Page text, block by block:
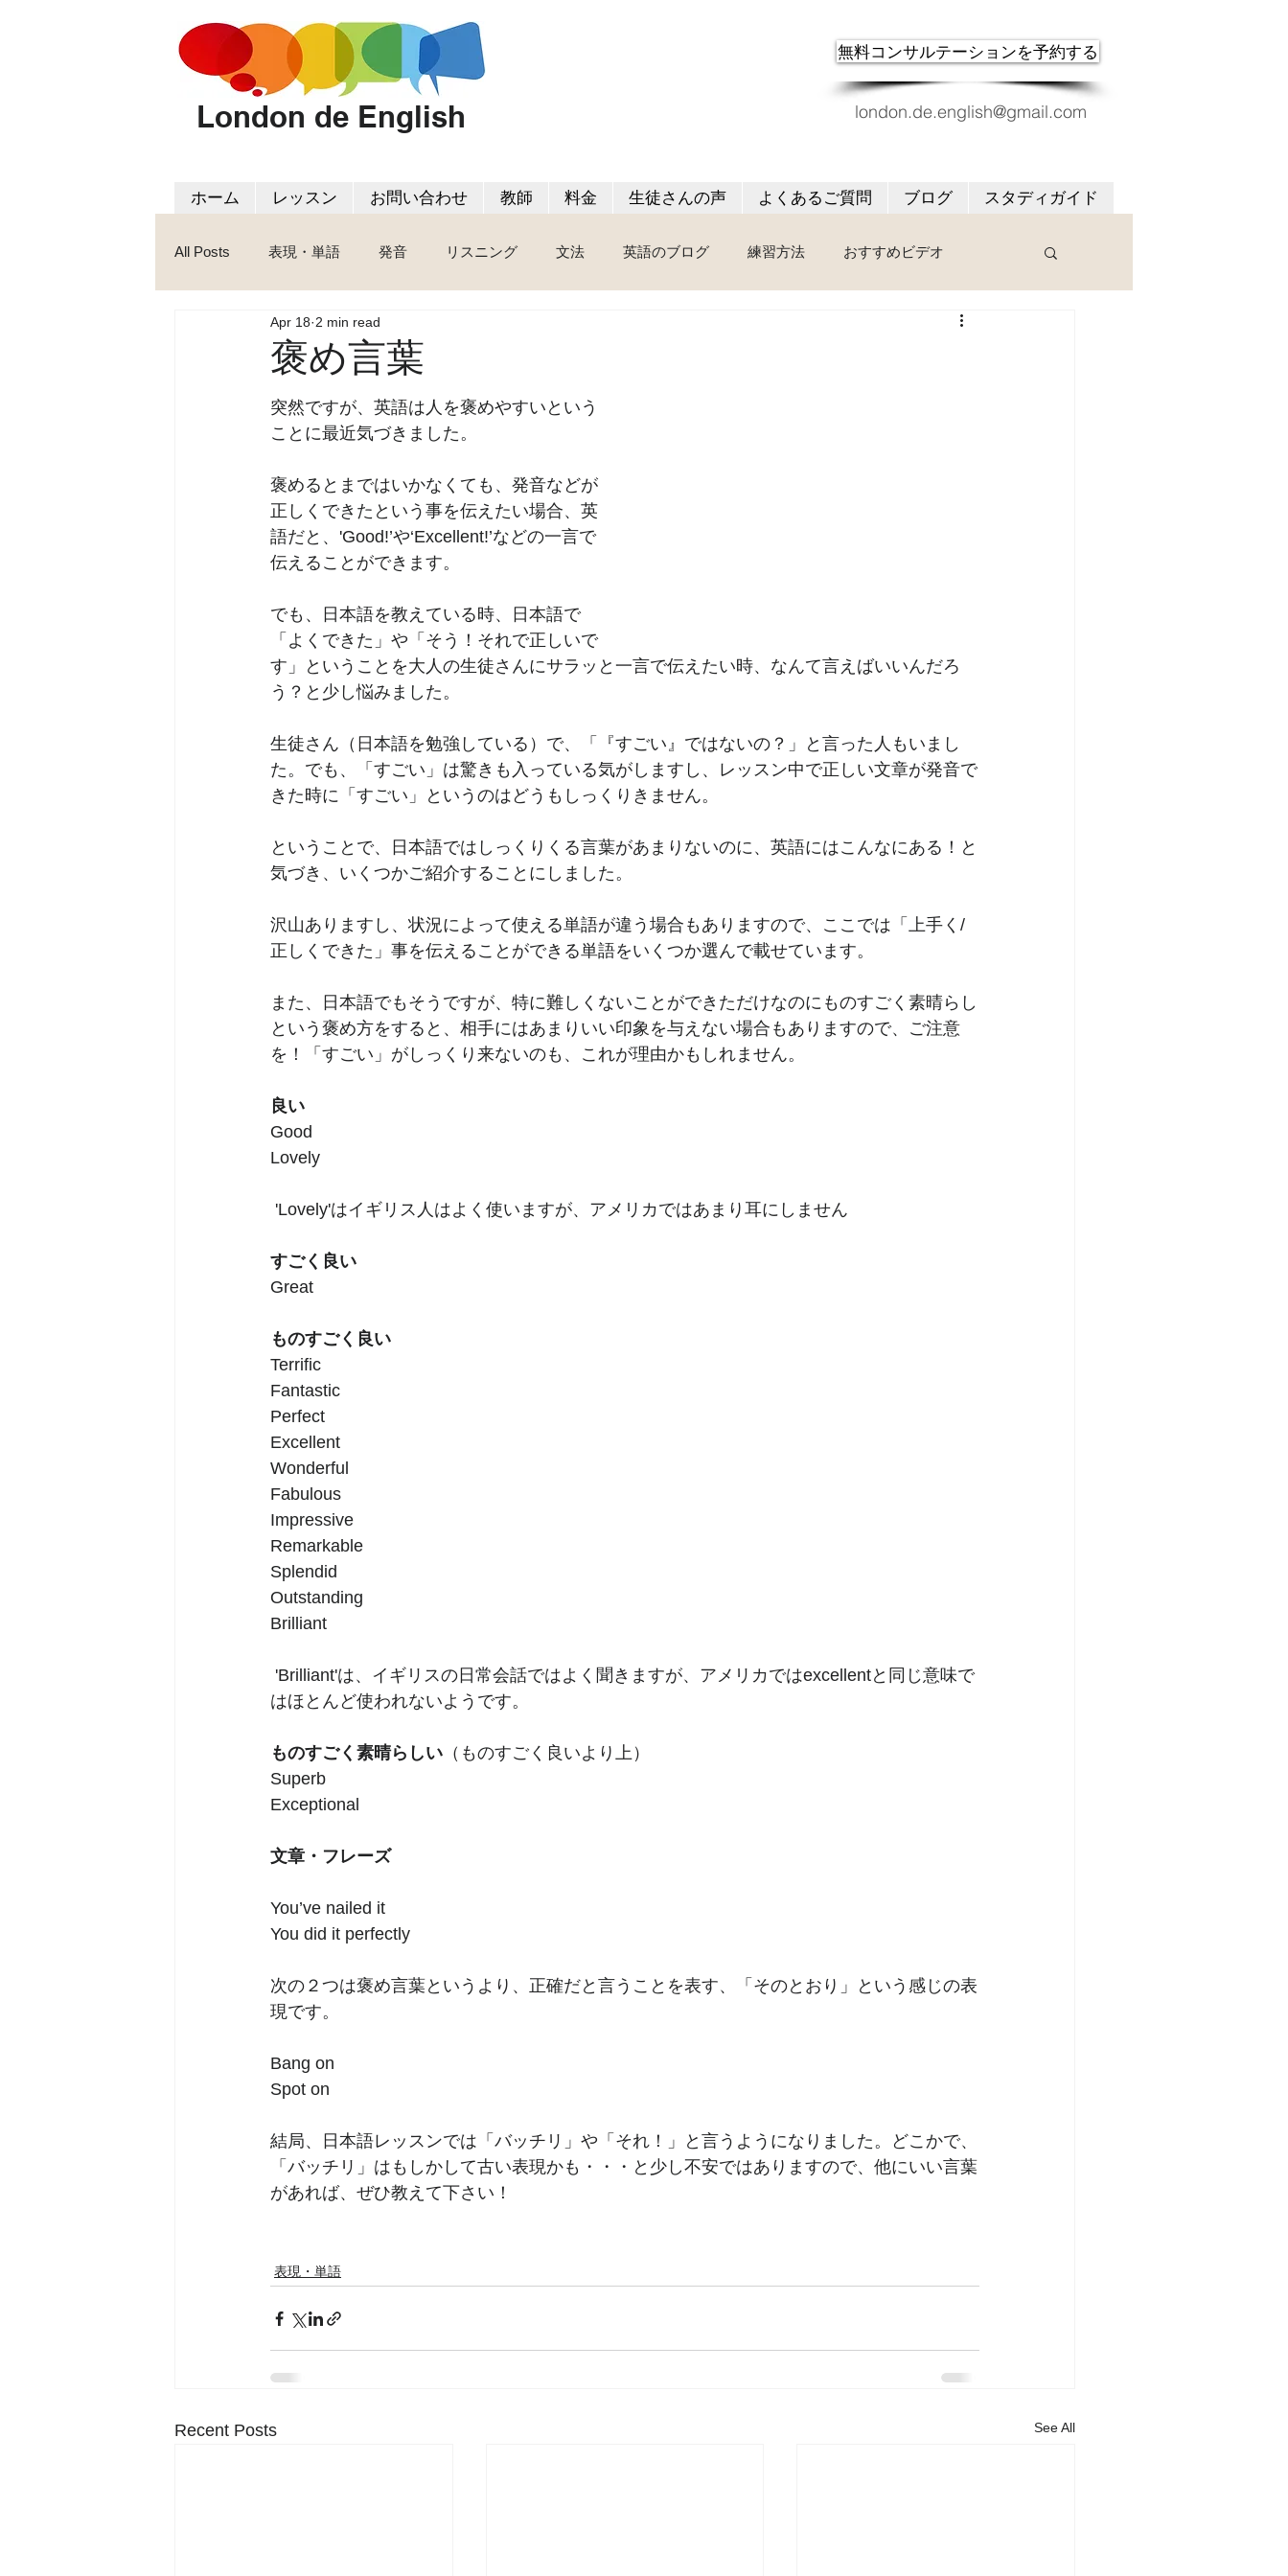
London de English
無料コンサルテーションを予約する
london.de.english@gmail.com
ホーム レッスン お問い合わせ 教師 料金 生徒さんの声 よくあるご質問 ブログ スタディガイド
All Posts 表現・単語 発音 リスニング 文法 英語のブログ 練習方法 おすすめビデオ
褒め言葉
Apr 18 2 min read
突然ですが、英語は人を褒めやすいという
ことに最近気づきました。
褒めるとまではいかなくても、発音などが
正しくできたという事を伝えたい場合、英
語だと、'Good!’や‘Excellent!’などの一言で
伝えることができます。
でも、日本語を教えている時、日本語で
「よくできた」や「そう！それで正しいで
す」ということを大人の生徒さんにサラッと一言で伝えたい時、なんて言えばいいんだろ
う？と少し悩みました。
生徒さん（日本語を勉強している）で、「『すごい』ではないの？」と言った人もいまし
た。でも、「すごい」は驚きも入っている気がしますし、レッスン中で正しい文章が発音で
きた時に「すごい」というのはどうもしっくりきません。
ということで、日本語ではしっくりくる言葉があまりないのに、英語にはこんなにある！と
気づき、いくつかご紹介することにしました。
沢山ありますし、状況によって使える単語が違う場合もありますので、ここでは「上手く/
正しくできた」事を伝えることができる単語をいくつか選んで載せています。
また、日本語でもそうですが、特に難しくないことができただけなのにものすごく素晴らし
という褒め方をすると、相手にはあまりいい印象を与えない場合もありますので、ご注意
を！「すごい」がしっくり来ないのも、これが理由かもしれません。
良い
Good
'Lovely'はイギリス人はよく使いますが、アメリカではあまり耳にしません
すごく良い
Great
ものすごく良い
Terrific
Fantastic
Perfect
Excellent
Wonderful
Fabulous
Impressive
Remarkable
Splendid
Outstanding
Brilliant
はほとんど使われないようです。
ものすごく素晴らしい （ものすごく良いより上）
Superb
Exceptional
文章・フレーズ
You’ve nailed it
You did it perfectly
次の２つは褒め言葉というより、正確だと言うことを表す、「そのとおり」という感じの表
現です。
Bang on
Spot on
結局、日本語レッスンでは「バッチリ」や「それ！」と言うようになりました。どこかで、
「バッチリ」はもしかして古い表現かも・・・と少し不安ではありますので、他にいい言葉
があれば、ぜひ教えて下さい！
表現・単語
Recent Posts See All